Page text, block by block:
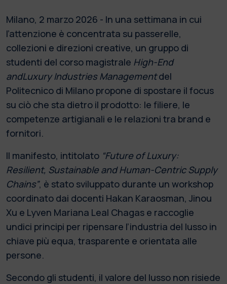
Milano, 2 marzo 2026 - In una settimana in cui
l’attenzione è concentrata su passerelle,
collezioni e direzioni creative, un gruppo di
studenti del corso magistrale High-End
andLuxury Industries Managementdel
Politecnico di Milano propone di spostare il focus
su ciò che sta dietro il prodotto: le filiere, le
competenze artigianali e le relazioni tra brand e
fornitori.
Il manifesto, intitolato “Future of Luxury:
Resilient, Sustainable and Human-Centric Supply
Chains”, è stato sviluppato durante un workshop
coordinato dai docenti Hakan Karaosman, Jinou
Xu e Lyven Mariana Leal Chagas e raccoglie
undici principi per ripensare l’industria del lusso in
chiave più equa, trasparente e orientata alle
persone.
Secondo gli studenti, il valore del lusso non risiede